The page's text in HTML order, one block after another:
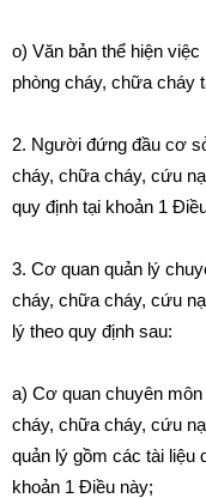
o) Văn bản thể hiện
phòng cháy, chữa cháy
2. Người đứng đầu cơ
cháy, chữa cháy, cứu
quy định tại khoản 1
3. Cơ quan quản lý
cháy, chữa cháy, cứu
lý theo quy định sau:
a) Cơ quan chuyên
cháy, chữa cháy, cứu
quản lý gồm các tài liệu
khoản 1 Điều này;